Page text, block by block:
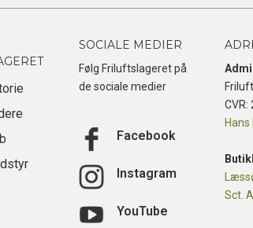
SOCIALE MEDIER
Følg Friluftslageret på
de sociale medier
Facebook
Instagram
YouTube
CVR:
Sct.